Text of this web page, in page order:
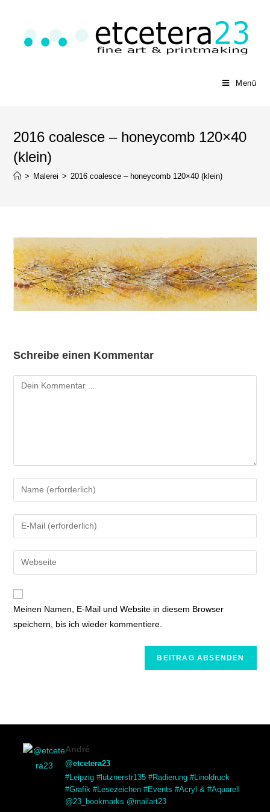
Menü
2016 coalesce – honeycomb 120×40
(klein)
> Malerei > 2016 coalesce – honeycomb 120×40 (klein)
Schreibe einen Kommentar
Meinen Namen, E-Mail und Website in diesem Browser
speichern, bis ich wieder kommentiere.
André
@etcetera23
#Leipzig #lütznerstr135 #Radierung #Linoldruck
#Grafik #Lesezeichen #Events #Acryl & #Aquarell
@23_bookmarks @mailart23